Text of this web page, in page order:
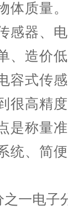
体质量
感器、
、造价
容式传
很高精
是称量
统、简
一电子